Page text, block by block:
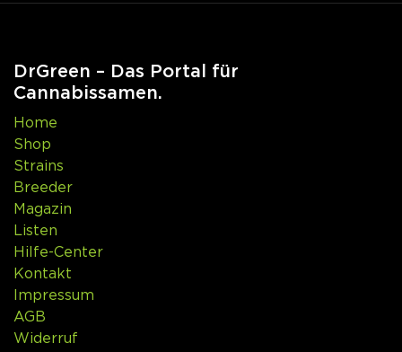
DrGreen – Das Portal für
Cannabissamen.
Home
Shop
Strains
Breeder
Magazin
Listen
Hilfe-Center
Kontakt
Impressum
AGB
Widerruf